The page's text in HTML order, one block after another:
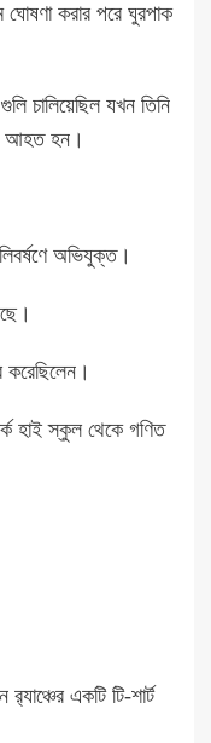
ঘোষণা করার পরে ঘুরপাক
চালিয়েছিল যখন তিনি
আহত হন।
অভিযুক্ত।
হাই স্কুল থেকে গণিত
একটি টি-শার্ট